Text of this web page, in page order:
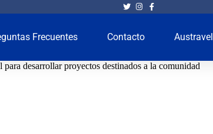
Frecuentes Contacto Austravel
desarrollar proyectos destinados a la comunidad